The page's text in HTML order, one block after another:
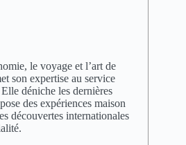
le voyage et l’art de
son expertise au service
déniche les dernières
des expériences maison
découvertes internationales